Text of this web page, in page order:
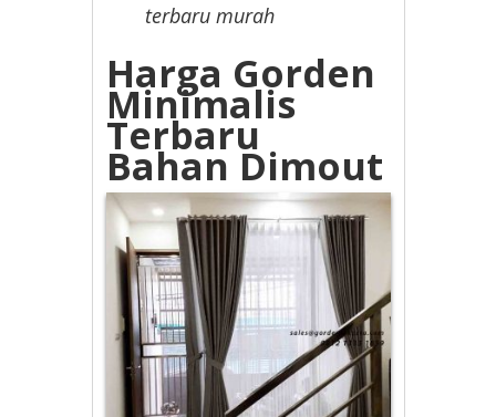
terbaru murah
Harga Gorden
Minimalis
Terbaru
Bahan Dimout